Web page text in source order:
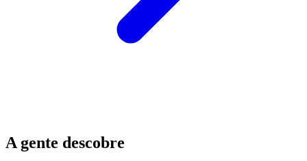
A gente descobre